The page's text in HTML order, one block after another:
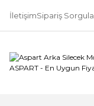
İletişimSipariş Sorgula